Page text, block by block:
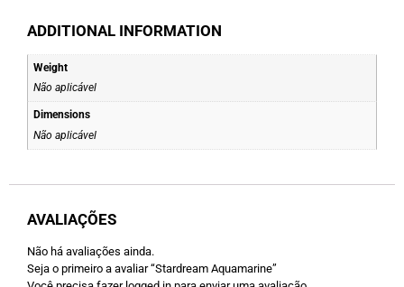
ADDITIONAL INFORMATION
Weight
Não aplicável
Dimensions
Não aplicável
AVALIAÇÕES
Não há avaliações ainda.
Seja o primeiro a avaliar “Stardream Aquamarine”